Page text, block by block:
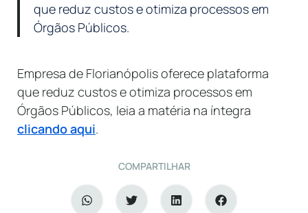
que reduz custos e otimiza processos em
Órgãos Públicos.
Empresa de Florianópolis oferece plataforma
que reduz custos e otimiza processos em
Órgãos Públicos, leia a matéria na íntegra
clicando aqui.
COMPARTILHAR